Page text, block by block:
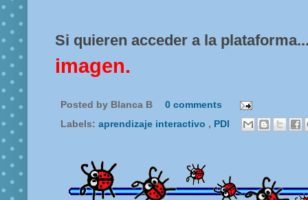
Si quieren acceder a la
imagen.
Posted by Blanca B
0 comments
Labels: aprendizaje interactivo , PDI